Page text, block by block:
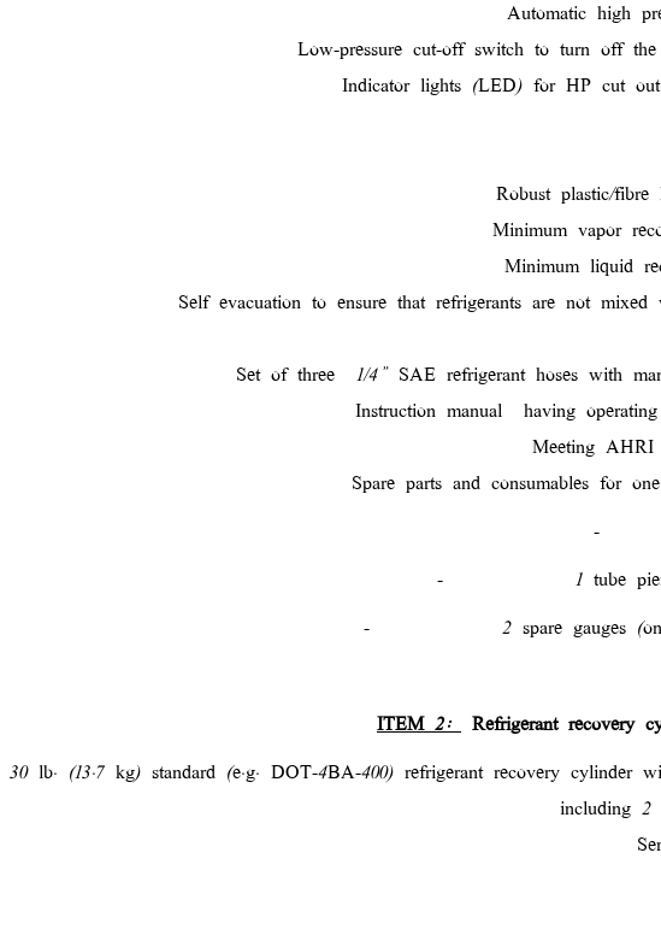
Automatic high
Low-pressure cut-off switch to turn off the
Indicator lights (LED) for HP cut
Robust plastic/
Minimum vapor
Minimum liquid
Self evacuation to ensure that refrigerants are not
Set of three
1/4” SAE refrigerant hoses with
Instruction manual
having
Meeting AHRI
Spare parts and consumables for
-
-
1 tube
-
2 spare gauges
ITEM 2: Refrigerant recovery
30 lb. (13.7 kg) standard (e.g. DOT-4BA-400) refrigerant recovery cylinder
including 2